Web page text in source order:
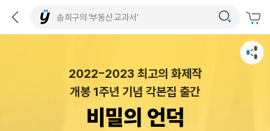
2022-2023 최고의 화제작
개봉 1주년 기념 각본집 출간
비밀의 언덕